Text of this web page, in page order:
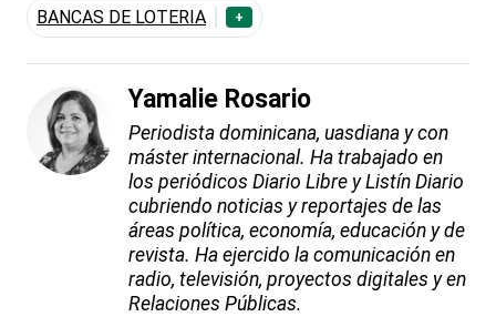
BANCAS DE LOTERIA +
Yamalie Rosario
Periodista dominicana, uasdiana y con
máster internacional. Ha trabajado en
los periódicos Diario Libre y Listín Diario
cubriendo noticias y reportajes de las
áreas política, economía, educación y de
revista. Ha ejercido la comunicación en
radio, televisión, proyectos digitales y en
Relaciones Públicas.